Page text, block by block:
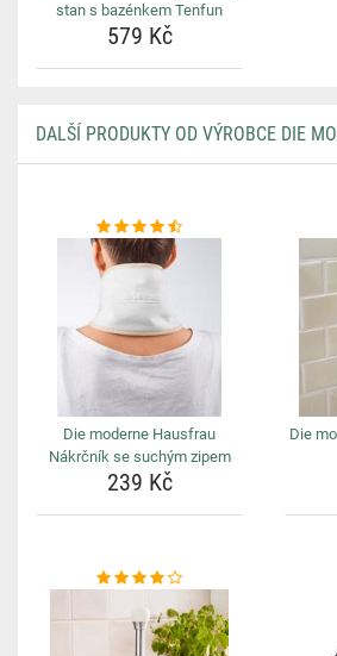
stan s bazénkem Tenfun
579 Kč
DALŠÍ PRODUKTY OD VÝROBCE DIE
Die moderne Hausfrau
Nákrčník se suchým zipem
239 Kč
Die